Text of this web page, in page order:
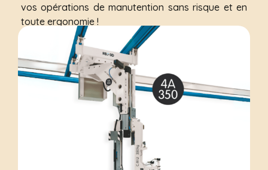
vos opérations de manutention sans risque et en
toute ergonomie !